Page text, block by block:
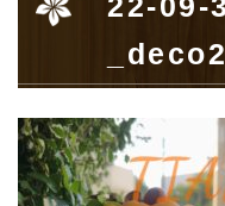
_deco2